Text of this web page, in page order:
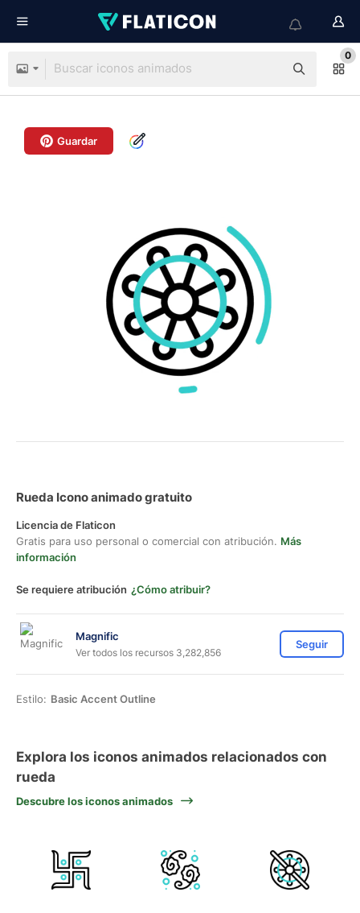
0
Guardar
Rueda Icono animado gratuito
Licencia de Flaticon
Gratis para uso personal o comercial con atribución. Más
información
Se requiere atribución ¿Cómo atribuir?
Magnific
Ver todos los recursos 3,282,856
Seguir
Estilo: Basic Accent Outline
Explora los iconos animados relacionados con
rueda
Descubre los iconos animados